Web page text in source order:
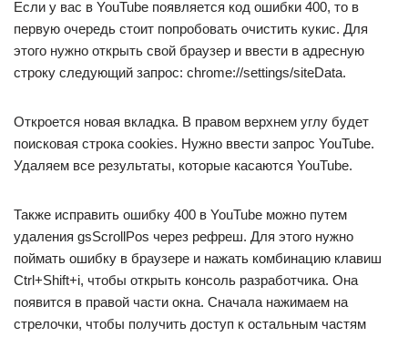
Если у вас в YouTube появляется код ошибки 400, то в
первую очередь стоит попробовать очистить кукис. Для
этого нужно открыть свой браузер и ввести в адресную
строку следующий запрос: chrome://settings/siteData.
Откроется новая вкладка. В правом верхнем углу будет
поисковая строка cookies. Нужно ввести запрос YouTube.
Удаляем все результаты, которые касаются YouTube.
Также исправить ошибку 400 в YouTube можно путем
удаления gsScrollPos через рефреш. Для этого нужно
поймать ошибку в браузере и нажать комбинацию клавиш
Ctrl+Shift+i, чтобы открыть консоль разработчика. Она
появится в правой части окна. Сначала нажимаем на
стрелочки, чтобы получить доступ к остальным частям